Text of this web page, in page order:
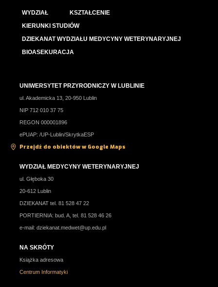
WYDZIAŁ
KSZTAŁCENIE
KIERUNKI STUDIÓW
DZIEKANAT WYDZIAŁU MEDYCYNY WETERYNARYJNEJ
BIOASEKURACJA
UNIWERSYTET PRZYRODNICZY W LUBLINIE
ul. Akademicka 13, 20-950 Lublin
NIP 712 010 37 75
REGON 000001896
ePUAP: /UP-Lublin/SkrytkaESP
Przejdź do obiektów w Google Maps
WYDZIAŁ MEDYCYNY WETERYNARYJNEJ
ul. Głęboka 30
20-612 Lublin
DZIEKANAT tel. 81 528 47 22
PORTIERNIA: bud. A, tel. 81 528 46 26
e-mail: dziekanat.medwet@up.edu.pl
NA SKRÓTY
Książka adresowa
Centrum Informatyki